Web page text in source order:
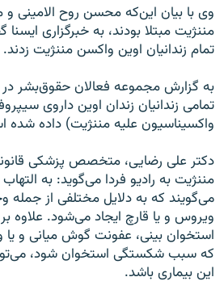
وی با بیان این‌که محسن روح الامینی و
مننژیت مبتلا بودند، به خبرگزاری
تمام زندانیان اوین واکسن مننژیت زدند.
تمامی ‌زندانیان زندان اوین داروی
واکسیناسیون علیه مننژیت) داده
دکتر علی رضایی، متخصص پزشکی
مننژیت به رادیو فردا می‌گوید: به
می‌گویند که به دلایل مختلفی از جمله
ویروس و یا قارچ ایجاد می‌شود. علاوه
استخوان بینی، عفونت گوش میانی و
که سبب شکستگی استخوان شود،
این بیماری باشد.